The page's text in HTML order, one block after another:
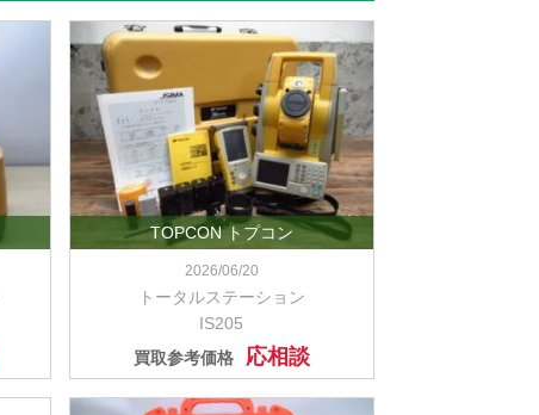
TOPCON トプコン
2026/06/20
トータルステーション
IS205
買取参考価格
応相談